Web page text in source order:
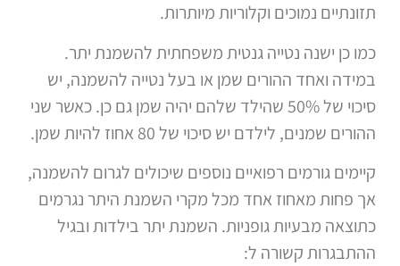
תזונתיים נמוכים וקלוריות מיותרות.
כמו כן ישנה נטייה גנטית משפחתית להשמנת יתר.
במידה ואחד ההורים שמן או בעל נטייה להשמנה, יש
סיכוי של 50% שהילד שלהם יהיה שמן גם כן. כאשר שני
ההורים שמנים, לילדם יש סיכוי של 80 אחוז להיות שמן.
קיימים גורמים רפואיים נוספים שיכולים לגרום להשמנה,
אך פחות מאחוז אחד מכל מקרי השמנת היתר נגרמים
כתוצאה מבעיות גופניות. השמנת יתר בילדות ובגיל
ההתבגרות קשורה ל: